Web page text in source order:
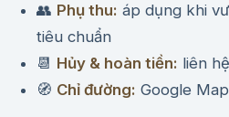
👥 Phụ thu: áp dụng khi
tiêu chuẩn
📆 Hủy & hoàn tiền: liên
🧭 Chỉ đường: Google